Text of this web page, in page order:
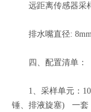
远距离传感器采样
排水嘴直径: 8mm
四、配置清单：
1、采样单元：
锤、排液旋塞) 一套